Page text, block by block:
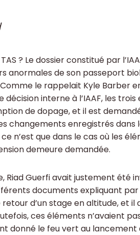
? Le dossier constitué par
anormales de son passeport
le rappelait Kyle Barber
décision interne à l’IAAF, les
de dopage, et il est
changements enregistrés
n’est que dans le cas où les
demeure demandée.
Guerfi avait justement été
documents expliquant par
d’un stage en altitude, et il
ces éléments n’avaient
donné le feu vert au